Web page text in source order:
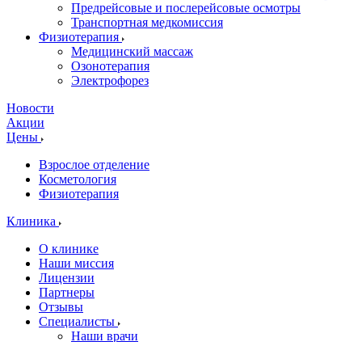
Предрейсовые и послерейсовые осмотры
Транспортная медкомиссия
Физиотерапия
Медицинский массаж
Озонотерапия
Электрофорез
Новости
Акции
Цены
Взрослое отделение
Косметология
Физиотерапия
Клиника
О клинике
Наши миссия
Лицензии
Партнеры
Отзывы
Специалисты
Наши врачи